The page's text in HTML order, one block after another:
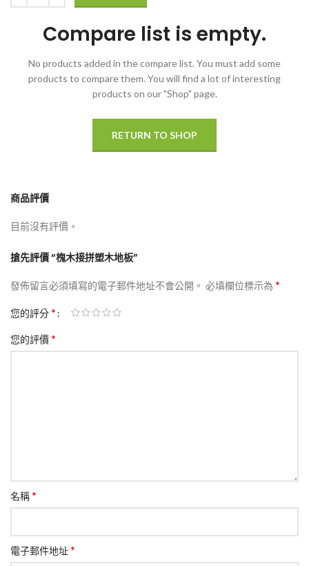
Compare list is empty.
No products added in the compare list. You must add some
products to compare them. You will find a lot of interesting
products on our "Shop" page.
RETURN TO SHOP
商品評價
目前沒有評價。
搶先評價 “槐木接拼塑木地板”
發佈留言必須填寫的電子郵件地址不會公開。 必填欄位標示為 *
您的評分*
您的評價*
名稱*
電子郵件地址*